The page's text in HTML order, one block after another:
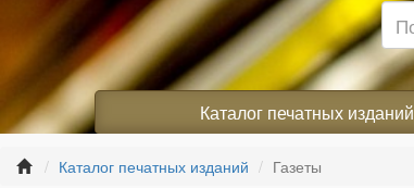
Каталог печатных изданий
Каталог печатных изданий Газеты